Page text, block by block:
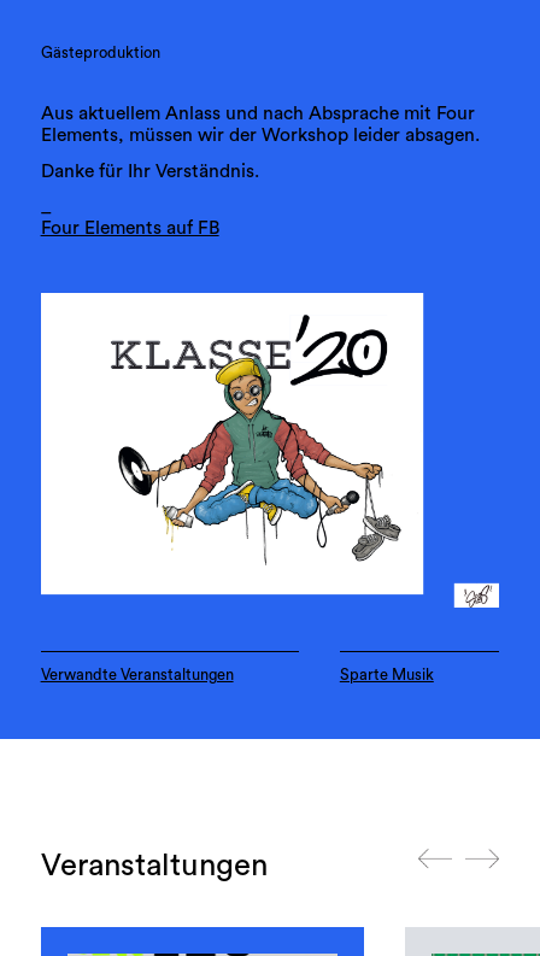
Gästeproduktion
Aus aktuellem Anlass und nach Absprache mit Four
Elements, müssen wir der Workshop leider absagen.
Danke für Ihr Verständnis.
Four Elements auf FB
Verwandte Veranstaltungen Sparte Musik
Veranstaltungen